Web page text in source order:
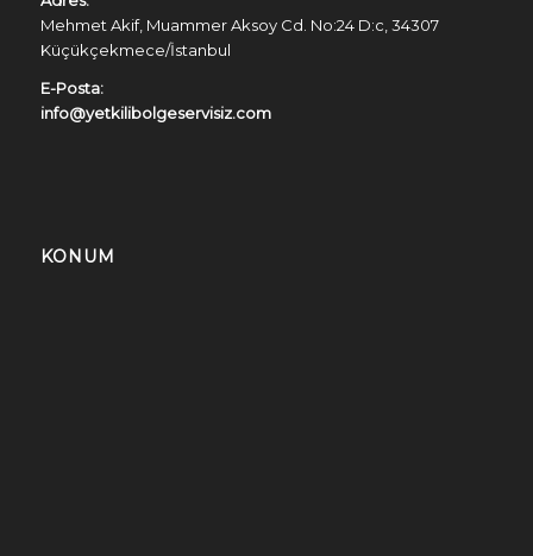
Mehmet Akif, Muammer Aksoy Cd. No:24 D:c, 34307
Küçükçekmece/İstanbul
E-Posta:
info@yetkilibolgeservisiz.com
KONUM